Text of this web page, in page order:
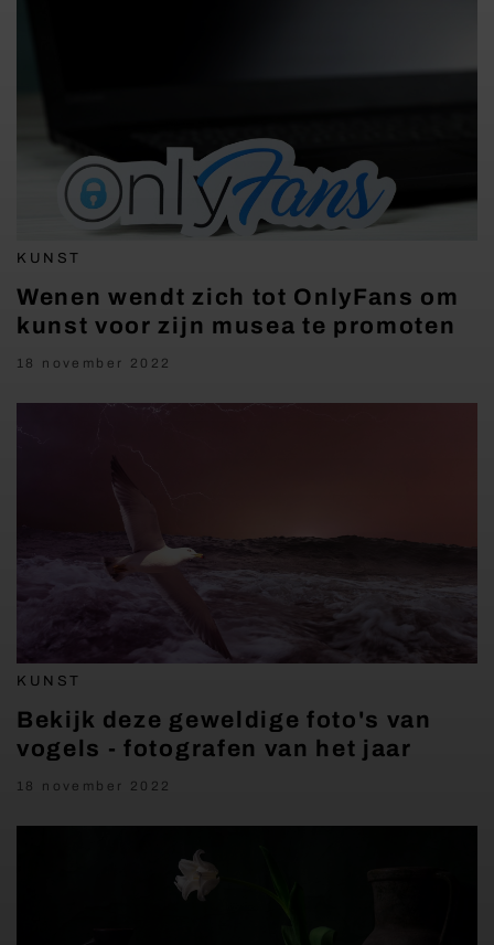
KUNST
Wenen wendt zich tot OnlyFans om
kunst voor zijn musea te promoten
18 november 2022
KUNST
Bekijk deze geweldige foto's van
vogels - fotografen van het jaar
18 november 2022